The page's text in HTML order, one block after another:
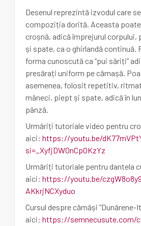
Desenul reprezintă izvodul care
compoziția dorită. Aceasta
croșnă, adică împrejurul corpului,
și spate, ca o ghirlandă continuă.
forma cunoscută ca “pui săriți”
presărați uniform pe cămașă.
asemenea, folosit repetitiv,
mâneci, piept și spate, adică în
pânză.
Urmăriți tutoriale video pentru
aici: https://youtu.be/
si=_XyfjDW0nCpOKzYz
Urmăriți tutoriale pentru dantela
aici: https://youtu.be/
AKkrjNCXyduo
Cursul despre cămăși “Dunărene-
aici: https://semnecusute.com/